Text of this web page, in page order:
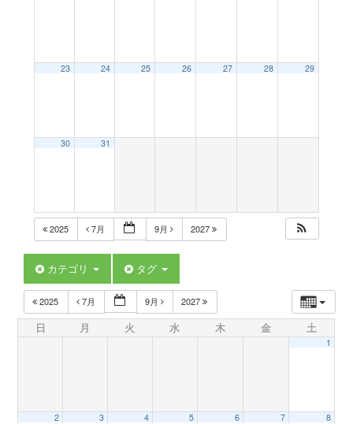
o
23 24 25 26 27 28 29
30 31
2025 7月 9月 2027
カテゴリ タグ
2025 7月 9月 2027
日 月 火 水 木 金 土
1
2 3 4 5 6 7 8